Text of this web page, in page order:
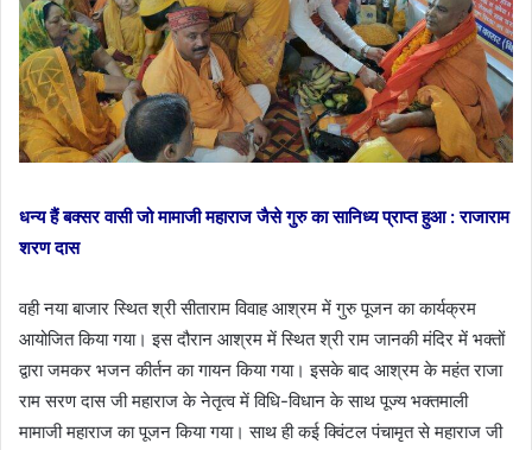
धन्य हैं बक्सर वासी जो मामाजी महाराज जैसे गुरु का सानिध्य प्राप्त हुआ : राजाराम
शरण दास
वही नया बाजार स्थित श्री सीताराम विवाह आश्रम में गुरु पूजन का कार्यक्रम
आयोजित किया गया। इस दौरान आश्रम में स्थित श्री राम जानकी मंदिर में भक्तों
द्वारा जमकर भजन कीर्तन का गायन किया गया। इसके बाद आश्रम के महंत राजा
राम सरण दास जी महाराज के नेतृत्व में विधि-विधान के साथ पूज्य भक्तमाली
मामाजी महाराज का पूजन किया गया। साथ ही कई क्विंटल पंचामृत से महाराज जी